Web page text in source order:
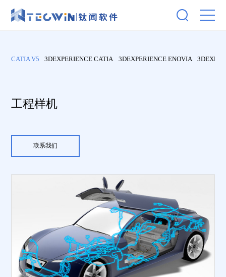
CATIA V5 3DEXPERIENCE CATIA 3DEXPERIENCE ENOVIA
工程样机
联系我们